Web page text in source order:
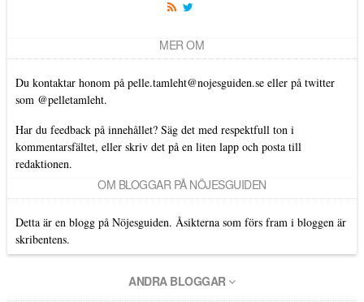
MER OM
Du kontaktar honom på pelle.tamleht@nojesguiden.seeller på twitter
som @pelletamleht.
Har du feedback på innehållet? Säg det med respektfull ton i
kommentarsfältet, eller skriv det på en liten lapp och posta till
redaktionen.
OM BLOGGAR PÅ NÖJESGUIDEN
Detta är en blogg på Nöjesguiden. Åsikterna som förs fram i bloggen är
skribentens.
ANDRA BLOGGAR